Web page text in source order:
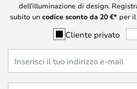
dell’illuminazione di design.
subito un codice sconto da 20 €* per
Cliente privato